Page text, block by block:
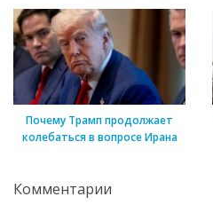
Почему Трамп продолжает
колебаться в вопросе Ирана
Комментарии